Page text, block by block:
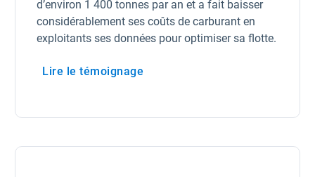
d’environ 1 400 tonnes par an et a fait baisser
considérablement ses coûts de carburant en
exploitants ses données pour optimiser sa flotte.
Lire le témoignage